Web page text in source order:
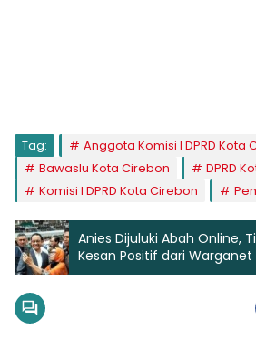
Tag:
Anggota Komisi I DPRD Kota
Bawaslu Kota Cirebon
DPRD
Komisi I DPRD Kota Cirebon
Anies Dijuluki Abah Online,
Kesan Positif dari Warganet